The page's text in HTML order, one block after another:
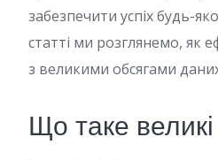
забезпечити успіх будь-
статті ми розглянемо, як
з великими обсягами
Що таке